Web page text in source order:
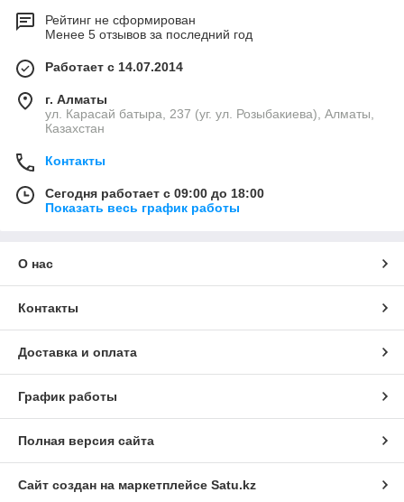
Рейтинг не сформирован
Менее 5 отзывов за последний год
Работает с 14.07.2014
г. Алматы
ул. Карасай батыра, 237 (уг. ул. Розыбакиева), Алматы,
Казахстан
Контакты
Сегодня работает с 09:00 до 18:00
Показать весь график работы
О нас
Контакты
Доставка и оплата
График работы
Полная версия сайта
Сайт создан на маркетплейсе Satu.kz